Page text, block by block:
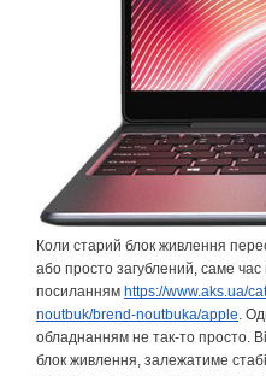
Коли старий блок живлення
або просто загублений, саме
посиланням https://www.aks.ua/
noutbuk/brend-noutbuka/apple.
обладнанням не так-то просто.
блок живлення, залежатиме